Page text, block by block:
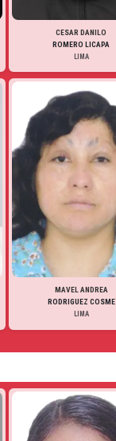
CESAR DANILO
ROMERO LICAPA
LIMA
MAVEL ANDREA
RODRIGUEZ COSME
LIMA